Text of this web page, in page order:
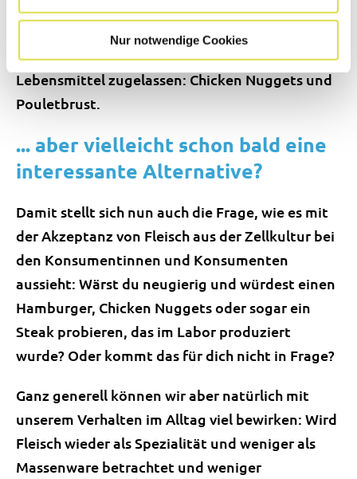
Nur notwendige Cookies
dass die Auswahl in naher Zukunft grösser wird.
In Singapur wurden 2020 und 2021 bereits die
ersten Produkte aus Zellkulturfleisch als
Lebensmittel zugelassen: Chicken Nuggets und
Pouletbrust.
... aber vielleicht schon bald eine
interessante Alternative?
Damit stellt sich nun auch die Frage, wie es mit
der Akzeptanz von Fleisch aus der Zellkultur bei
den Konsumentinnen und Konsumenten
aussieht: Wärst du neugierig und würdest einen
Hamburger, Chicken Nuggets oder sogar ein
Steak probieren, das im Labor produziert
wurde? Oder kommt das für dich nicht in Frage?
Ganz generell können wir aber natürlich mit
unserem Verhalten im Alltag viel bewirken: Wird
Fleisch wieder als Spezialität und weniger als
Massenware betrachtet und weniger